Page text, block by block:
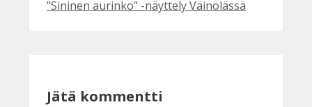
”Sininen aurinko” -näyttely Väinölässä
Jätä kommentti